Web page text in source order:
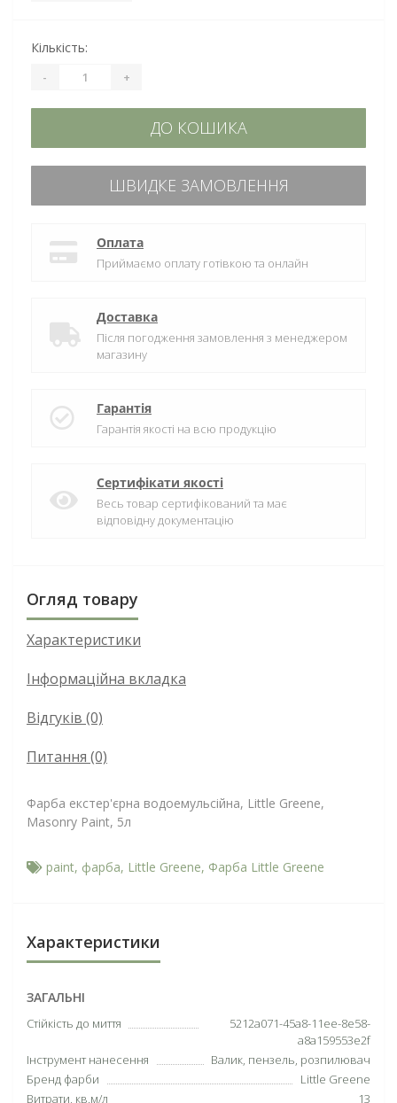
Кількість:
- +
ДО КОШИКА
ШВИДКЕ ЗАМОВЛЕННЯ
Оплата
Приймаємо оплату готівкою та онлайн
Доставка
Після погодження замовлення з менеджером
магазину
Гарантія
Гарантія якості на всю продукцію
Сертифікати якості
Весь товар сертифікований та має
відповідну документацію
Огляд товару
Характеристики
Інформаційна вкладка
Відгуків (0)
Питання (0)
Фарба екстер'єрна водоемульсійна, Little Greene,
Masonry Paint, 5л
paint, фарба, Little Greene, Фарба Little Greene
Характеристики
ЗАГАЛЬНІ
Cтійкість до миття
5212a071-45a8-11ee-8e58-
a8a159553e2f
Інструмент нанесення
Валик, пензель, розпилювач
Бренд фарби
Little Greene
Витрати, кв.м/л
13